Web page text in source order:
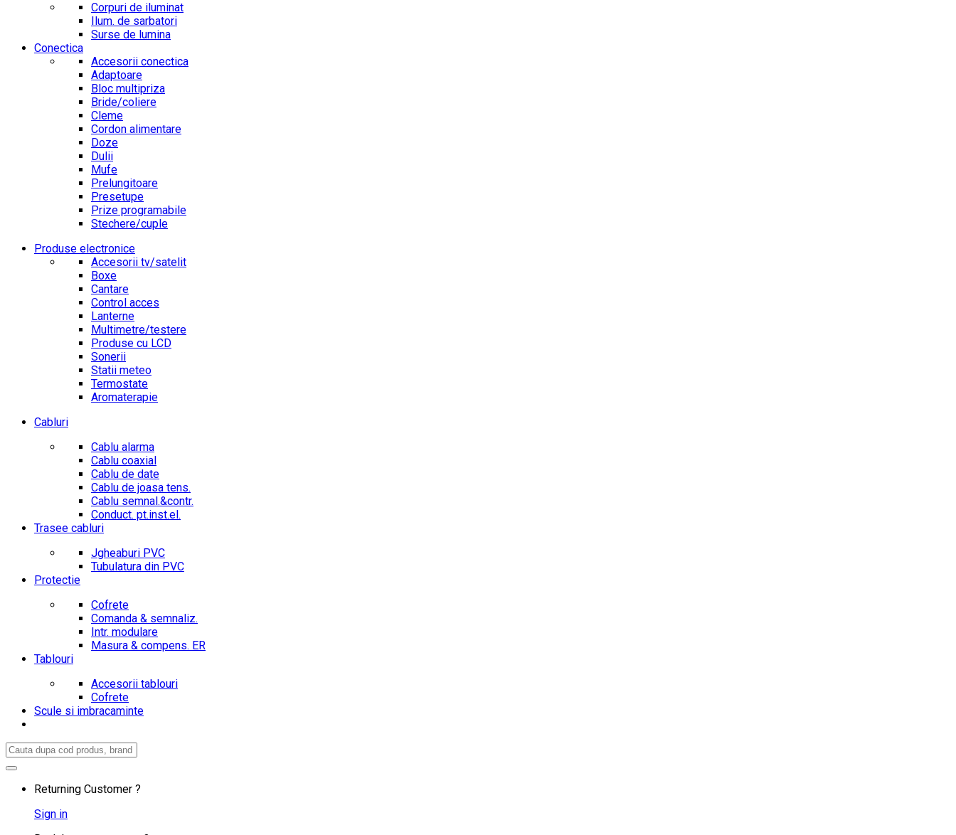
Corpuri de iluminat
Ilum. de sarbatori
Surse de lumina
Conectica
Accesorii conectica
Adaptoare
Bloc multipriza
Bride/coliere
Cleme
Cordon alimentare
Doze
Dulii
Mufe
Prelungitoare
Presetupe
Prize programabile
Stechere/cuple
Produse electronice
Accesorii tv/satelit
Boxe
Cantare
Control acces
Lanterne
Multimetre/testere
Produse cu LCD
Sonerii
Statii meteo
Termostate
Aromaterapie
Cabluri
Cablu alarma
Cablu coaxial
Cablu de date
Cablu de joasa tens.
Cablu semnal.&contr.
Conduct. pt.inst.el.
Trasee cabluri
Jgheaburi PVC
Tubulatura din PVC
Protectie
Cofrete
Comanda & semnaliz.
Intr. modulare
Masura & compens. ER
Tablouri
Accesorii tablouri
Cofrete
Scule si imbracaminte
Search
for:
Returning Customer ?
Sign in